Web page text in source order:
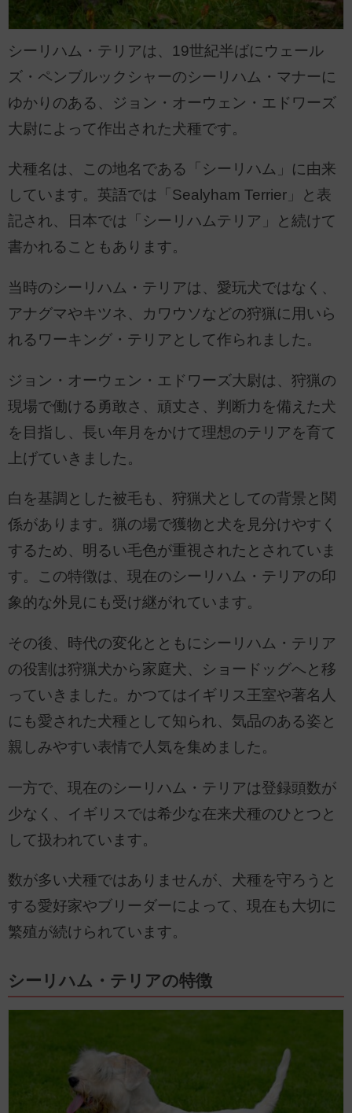
シーリハム・テリアは、19世紀半ばにウェール
ズ・ペンブルックシャーのシーリハム・マナーに
ゆかりのある、ジョン・オーウェン・エドワーズ
大尉によって作出された犬種です。
犬種名は、この地名である「シーリハム」に由来
しています。英語では「Sealyham Terrier」と表
記され、日本では「シーリハムテリア」と続けて
書かれることもあります。
当時のシーリハム・テリアは、愛玩犬ではなく、
アナグマやキツネ、カワウソなどの狩猟に用いら
れるワーキング・テリアとして作られました。
ジョン・オーウェン・エドワーズ大尉は、狩猟の
現場で働ける勇敢さ、頑丈さ、判断力を備えた犬
を目指し、長い年月をかけて理想のテリアを育て
上げていきました。
白を基調とした被毛も、狩猟犬としての背景と関
係があります。猟の場で獲物と犬を見分けやすく
するため、明るい毛色が重視されたとされていま
す。この特徴は、現在のシーリハム・テリアの印
象的な外見にも受け継がれています。
その後、時代の変化とともにシーリハム・テリア
の役割は狩猟犬から家庭犬、ショードッグへと移
っていきました。かつてはイギリス王室や著名人
にも愛された犬種として知られ、気品のある姿と
親しみやすい表情で人気を集めました。
一方で、現在のシーリハム・テリアは登録頭数が
少なく、イギリスでは希少な在来犬種のひとつと
して扱われています。
数が多い犬種ではありませんが、犬種を守ろうと
する愛好家やブリーダーによって、現在も大切に
繁殖が続けられています。
シーリハム・テリアの特徴